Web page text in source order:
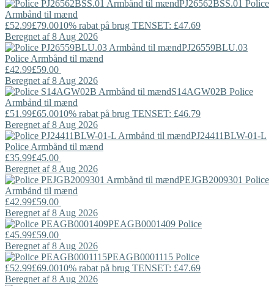
PJ26562BSS.01 Police
Armbånd til mænd
£52.99£79.0010% rabat på brug TENSET: £47.69
Beregnet af 8 Aug 2026
PJ26559BLU.03
Police Armbånd til mænd
£42.99£59.00
Beregnet af 8 Aug 2026
S14AGW02B Police
Armbånd til mænd
£51.99£65.0010% rabat på brug TENSET: £46.79
Beregnet af 8 Aug 2026
PJ24411BLW-01-L
Police Armbånd til mænd
£35.99£45.00
Beregnet af 8 Aug 2026
PEJGB2009301 Police
Armbånd til mænd
£42.99£59.00
Beregnet af 8 Aug 2026
PEAGB0001409 Police
£45.99£59.00
Beregnet af 8 Aug 2026
PEAGB0001115 Police
£52.99£69.0010% rabat på brug TENSET: £47.69
Beregnet af 8 Aug 2026